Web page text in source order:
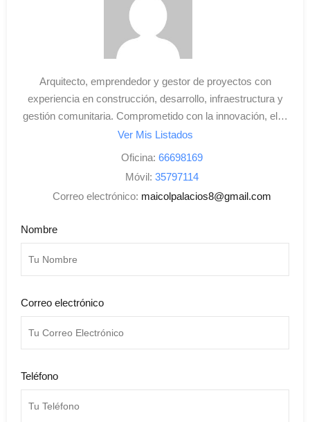
Arquitecto, emprendedor y gestor de proyectos con
experiencia en construcción, desarrollo, infraestructura y
gestión comunitaria. Comprometido con la innovación, el…
Ver Mis Listados
Oficina: 66698169
Móvil: 35797114
Correo electrónico: maicolpalacios8@gmail.com
Nombre
Correo electrónico
Teléfono